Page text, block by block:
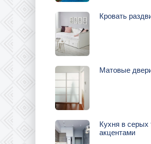
Кровать
Матовые
Кухня в серых
акцентами